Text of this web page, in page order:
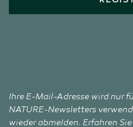
Ihre E-Mail-Adresse wird nur
NATURE-Newsletters
wieder abmelden. Erfahren